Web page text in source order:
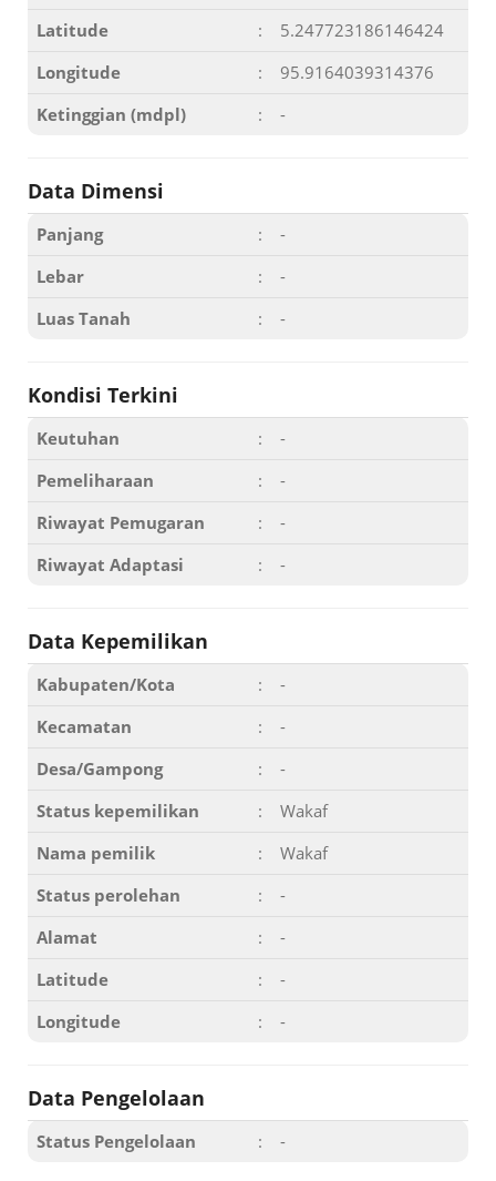
Latitude
:
5.247723186146424
Longitude
:
95.9164039314376
Ketinggian (mdpl)
: -
Data Dimensi
Panjang :
-
Lebar
:
-
Luas Tanah
: -
Kondisi Terkini
Keutuhan :
-
Pemeliharaan
:
-
Riwayat Pemugaran
:
-
Riwayat Adaptasi
: -
Data Kepemilikan
Kabupaten/Kota :
-
Kecamatan
:
-
Desa/Gampong
:
-
Status kepemilikan
:
Wakaf
Nama pemilik
:
Wakaf
Status perolehan
:
-
Alamat
:
-
Latitude
:
-
Longitude
: -
Data Pengelolaan
Status Pengelolaan : -